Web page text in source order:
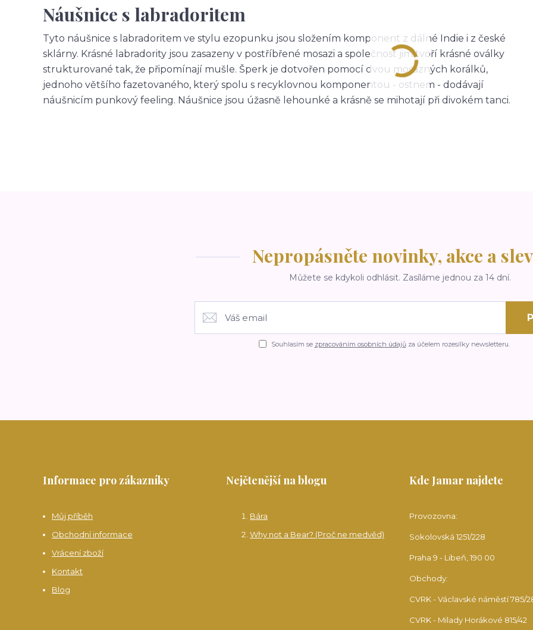
Náušnice s labradoritem
Tyto náušnice s labradoritem ve stylu ezopunku jsou složením komponent z dálné Indie i z české
sklárny. Krásné labradority jsou zasazeny v postříbřené mosazi a společnost jim tvoří krásné oválky
strukturované tak, že připomínají mušle. Šperk je dotvořen pomocí dvou mosazných korálků,
jednoho většího fazetovaného, který spolu s recyklovnou komponentou - ostnem - dodávají
náušnicím punkový feeling. Náušnice jsou úžasně lehounké a krásně se mihotají při divokém tanci.
Nepropásněte novinky, akce a
Můžete se kdykoli odhlásit. Zasíláme jednou za 14 dní.
Souhlasím se zpracováním osobních údajůza účelem rozesílky newsletteru.
Informace pro zákazníky
Můj příběh
Obchodní informace
Vrácení zboží
Kontakt
Blog
Nejčtenější na blogu
Bára
Why not a Bear? (Proč ne medvěd)
Kde Jamar najdete
Provozovna:
Sokolovská 1251/228
Praha 9 - Libeň, 190 00
Obchody:
CVRK - Václavské náměstí 785/
CVRK - Milady Horákové 815/42